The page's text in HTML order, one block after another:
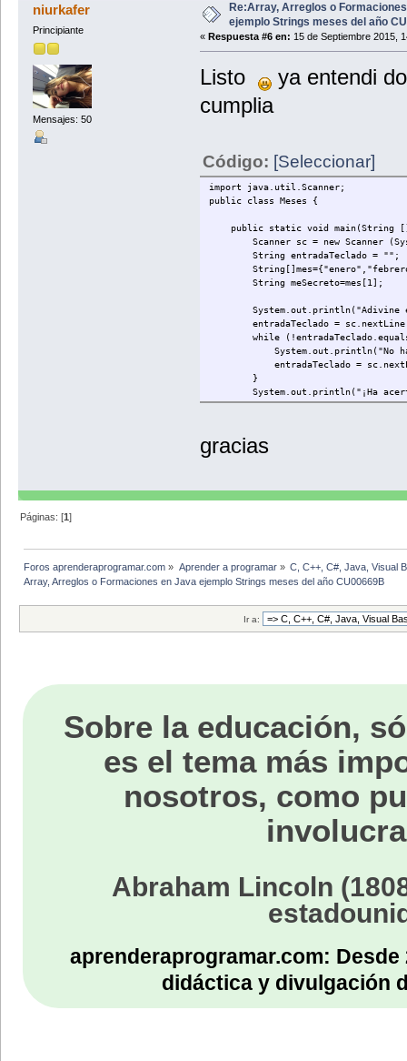
niurkafer
Principiante
Mensajes: 50
Re:Array, Arreglos o
ejemplo Strings meses del año
« Respuesta #6 en: 15 de Septiembre 2015,
Listo
ya entendi
cumplia
Código: [Seleccionar]
import java.util.Scanner;
public class Meses {
public static void main(String
Scanner sc = new Scanner
String entradaTeclado = "";
String meSecreto=mes[1];
System.out.println("Adivine el
entradaTeclado =
while
System.out.println("No ha
entradaTeclado =
}
System.out.println("¡Ha
gracias
Páginas: [1]
Foros aprenderaprogramar.com » Aprender a programar» C, C++, C#, Java, Visual
Array, Arreglos o Formaciones en Java ejemplo Strings meses del año CU00669B
Ir a:
Sobre la educación,
es el tema más
nosotros, como
Abraham Lincoln
aprenderaprogramar.com:
didáctica y divulgación